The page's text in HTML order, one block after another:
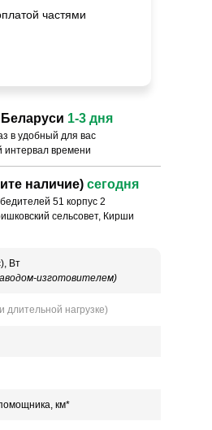
Вт
изготовителем)
длительной нагрузке)
км*
частями
51 корпус 2
сельсовет, Кирши
наличие) сегодня
в удобный для вас
интервал времени
1-3 дня